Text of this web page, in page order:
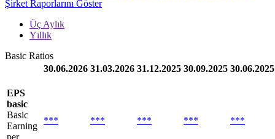
Şirket Raporlarını Göster
Üç Aylık
Yıllık
Basic Ratios
30.06.2026 31.03.2026 31.12.2025 30.09.2025 30.06.2025
EPS
basic
Basic
Earning
*** *** *** *** ***